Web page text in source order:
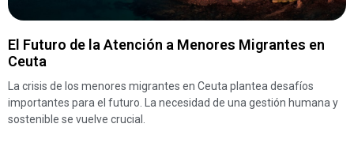
El Futuro de la Atención a Menores Migrantes en
Ceuta
La crisis de los menores migrantes en Ceuta plantea desafíos
importantes para el futuro. La necesidad de una gestión humana y
sostenible se vuelve crucial.